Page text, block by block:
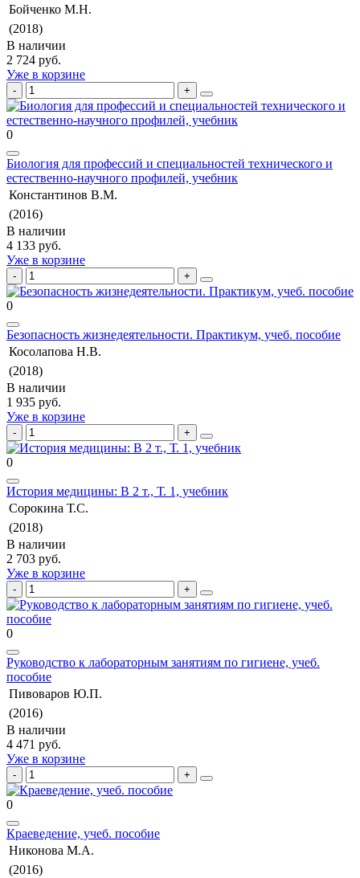
Бойченко М.Н.
(2018)
В наличии
2 724 руб.
Уже в корзине
0
Биология для профессий и специальностей технического и
естественно-научного профилей, учебник
Константинов В.М.
(2016)
В наличии
4 133 руб.
Уже в корзине
0
Безопасность жизнедеятельности. Практикум, учеб. пособие
Косолапова Н.В.
(2018)
В наличии
1 935 руб.
Уже в корзине
0
История медицины: В 2 т., Т. 1, учебник
Сорокина Т.С.
(2018)
В наличии
2 703 руб.
Уже в корзине
0
Руководство к лабораторным занятиям по гигиене, учеб.
пособие
Пивоваров Ю.П.
(2016)
В наличии
4 471 руб.
Уже в корзине
0
Краеведение, учеб. пособие
Никонова М.А.
(2016)